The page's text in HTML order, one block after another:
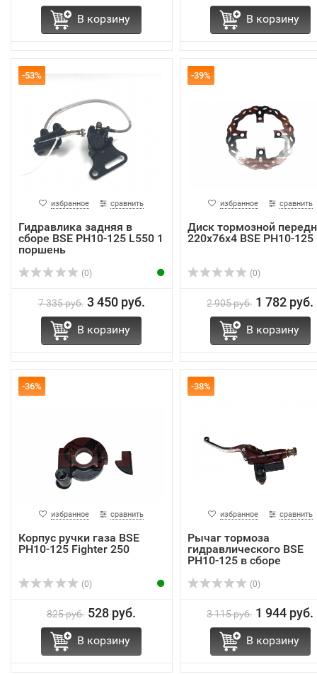
В корзину В корзину
-53%
избранное сравнить
Гидравлика задняя в
сборе BSE PH10-125 L550 1
поршень
(0)
7 335 руб. 3 450 руб.
В корзину
-39%
избранное сравнить
Диск тормозной
220х76х4 BSE PH10-125
(0)
2 905 руб. 1 782 руб.
В корзину
-36%
избранное сравнить
Корпус ручки газа BSE
PH10-125 Fighter 250
(0)
825 руб. 528 руб.
В корзину
-38%
избранное сравнить
Рычаг тормоза
гидравлического BSE
PH10-125 в сборе
(0)
3 115 руб. 1 944 руб.
В корзину